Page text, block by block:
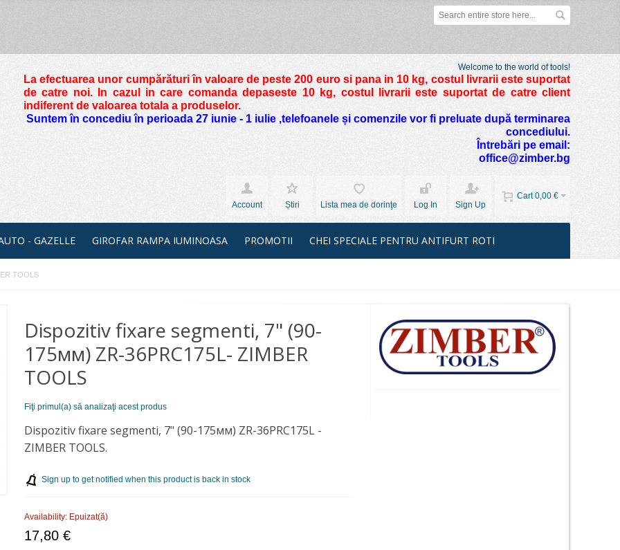
Welcome to the world of tools!
La efectuarea unor cumpărături în valoare de peste 200 euro si pana in 10 kg, costul livrarii este suportat
de catre noi. In cazul in care comanda depaseste 10 kg, costul livrarii este suportat de catre client
indiferent de valoarea totala a produselor.
Suntem în concediu în perioada 27 iunie - 1 iulie ,telefoanele și comenzile vor fi preluate după terminarea
concediului.
Întrebări pe email:
office@zimber.bg
Cart 0,00 €
Account
Știri Lista mea de dorinţe Log In Sign Up
- GAZELLE GIROFAR RAMPA IUMINOASA PROMOTII CHEI SPECIALE PENTRU ANTIFURT ROTI
TOOLS
Dispozitiv fixare segmenti, 7" (90-
175мм) ZR-36PRC175L- ZIMBER
TOOLS
Fiţi primul(a) să analizaţi acest produs
Dispozitiv fixare segmenti, 7" (90-175мм) ZR-36PRC175L -
ZIMBER TOOLS.
Sign up to get notified when this product is back in stock
Availability: Epuizat(ă)
17,80 €